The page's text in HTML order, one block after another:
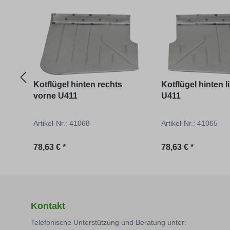
Kotflügel hinten rechts
vorne U411
Artikel-Nr.: 41068
Regulärer Preis:
78,63 € *
Kotflügel hinten
U411
Artikel-Nr.: 41065
Regulärer Preis:
78,63 € *
Kontakt
Telefonische Unterstützung und Beratung unter: